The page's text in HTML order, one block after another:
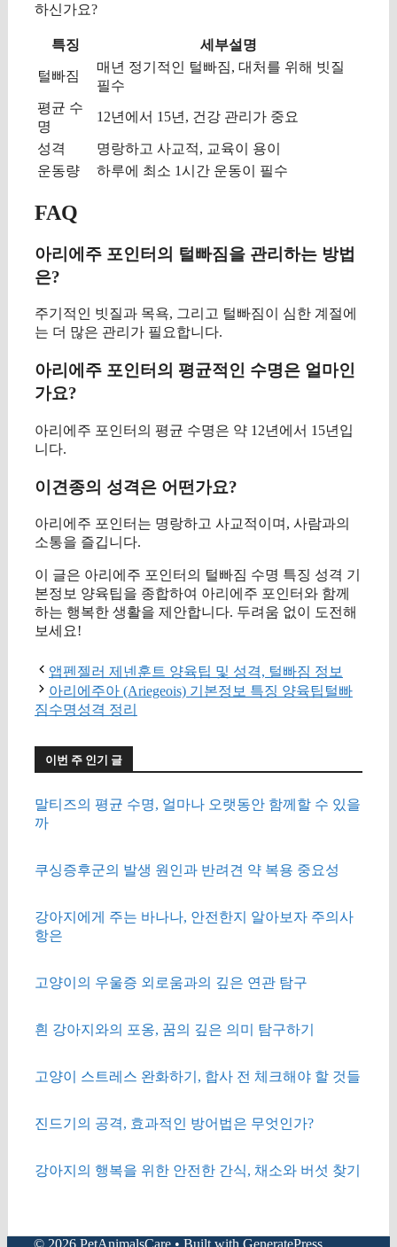
하신가요?
특징 세부설명
털빠짐
매년 정기적인 털빠짐, 대처를 위해 빗질
필수
평균 수
명
12년에서 15년, 건강 관리가 중요
성격
명랑하고 사교적, 교육이 용이
운동량
하루에 최소 1시간 운동이 필수
FAQ
아리에주 포인터의 털빠짐을 관리하는 방법
은?
주기적인 빗질과 목욕, 그리고 털빠짐이 심한 계절에
는 더 많은 관리가 필요합니다.
아리에주 포인터의 평균적인 수명은 얼마인
가요?
아리에주 포인터의 평균 수명은 약 12년에서 15년입
니다.
이견종의 성격은 어떤가요?
아리에주 포인터는 명랑하고 사교적이며, 사람과의
소통을 즐깁니다.
이 글은 아리에주 포인터의 털빠짐 수명 특징 성격 기
본정보 양육팁을 종합하여 아리에주 포인터와 함께
하는 행복한 생활을 제안합니다. 두려움 없이 도전해
보세요!
앱펜젤러 제넨훈트 양육팁 및 성격, 털빠짐 정보
아리에주아 (Ariegeois) 기본정보 특징 양육팁털빠
짐수명성격 정리
이번 주 인기 글
말티즈의 평균 수명, 얼마나 오랫동안 함께할 수 있을
까
쿠싱증후군의 발생 원인과 반려견 약 복용 중요성
강아지에게 주는 바나나, 안전한지 알아보자 주의사
항은
고양이의 우울증 외로움과의 깊은 연관 탐구
흰 강아지와의 포옹, 꿈의 깊은 의미 탐구하기
고양이 스트레스 완화하기, 합사 전 체크해야 할 것들
진드기의 공격, 효과적인 방어법은 무엇인가?
강아지의 행복을 위한 안전한 간식, 채소와 버섯 찾기